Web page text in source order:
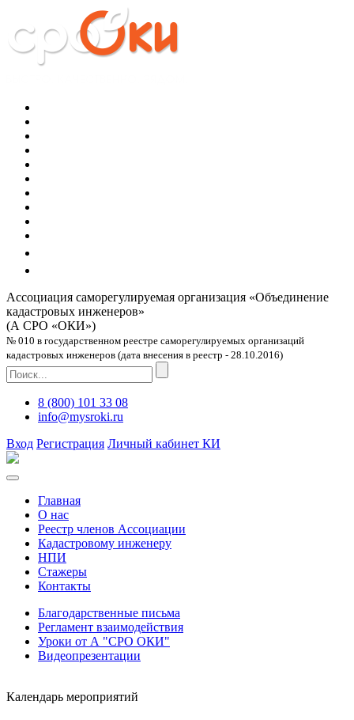
Ассоциация саморегулируемая организация «Объединение
кадастровых инженеров»
(А СРО «ОКИ»)
№ 010 в государственном реестре саморегулируемых организаций
кадастровых инженеров (дата внесения в реестр - 28.10.2016)
8 (800) 101 33 08
info@mysroki.ru
Вход Регистрация Личный кабинет КИ
Главная
О нас
Реестр членов Ассоциации
Кадастровому инженеру
НПИ
Стажеры
Контакты
Благодарственные письма
Регламент взаимодействия
Уроки от А "СРО ОКИ"
Видеопрезентации
Календарь мероприятий